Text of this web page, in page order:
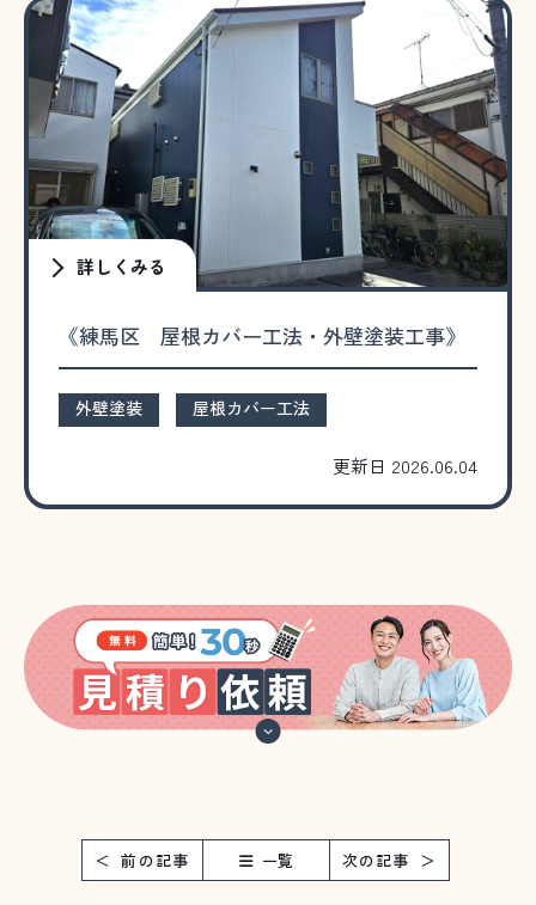
《練馬区 屋根カバー工法・外壁塗装工事》
外壁塗装 屋根カバー工法
更新日 2026.06.04
詳しくみる
前の記事 一覧 次の記事